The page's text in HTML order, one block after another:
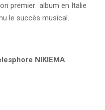
premier album en Italie
le succès musical.
NIKIEMA